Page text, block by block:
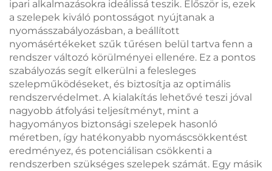
ipari alkalmazásokra ideálissá teszik. Először is, ezek
a szelepek kiváló pontosságot nyújtanak a
nyomásszabályozásban, a beállított
nyomásértékeket szűk tűrésen belül tartva fenn a
rendszer változó körülményei ellenére. Ez a pontos
szabályozás segít elkerülni a felesleges
szelepműködéseket, és biztosítja az optimális
rendszervédelmet. A kialakítás lehetővé teszi jóval
nagyobb átfolyási teljesítményt, mint a
hagyományos biztonsági szelepek hasonló
méretben, így hatékonyabb nyomáscsökkentést
eredményez, és potenciálisan csökkenti a
rendszerben szükséges szelepek számát. Egy másik